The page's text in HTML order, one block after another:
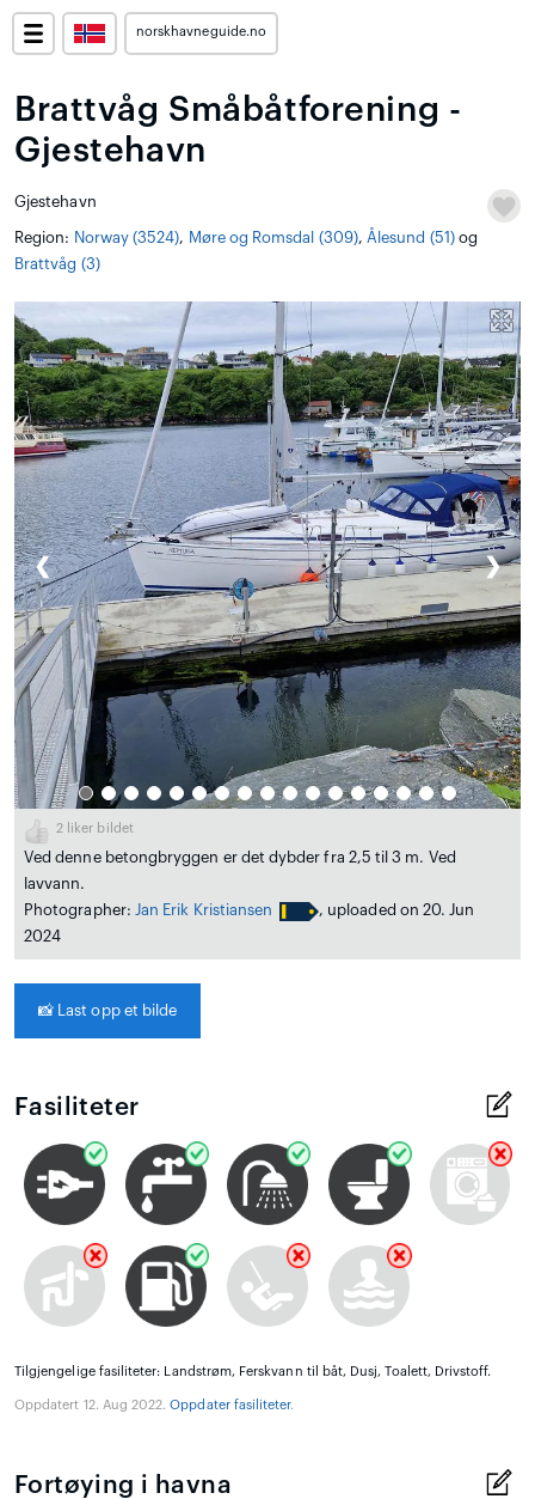
norskhavneguide.no
Brattvåg Småbåtforening -
Gjestehavn
Gjestehavn
Region: Norway (3524), Møre og Romsdal (309), Ålesund (51)og
Brattvåg (3)
❮ ❯
2 liker bildet
Ved denne betongbryggen er det dybder fra 2,5 til 3 m. Ved
lavvann.
Photographer: Jan Erik Kristiansen
, uploaded on 20. Jun
2024
📸 Last opp et bilde
Fasiliteter
Tilgjengelige fasiliteter: Landstrøm, Ferskvann til båt, Dusj, Toalett, Drivstoff.
Oppdatert 12. Aug 2022.Oppdater fasiliteter.
Fortøying i havna